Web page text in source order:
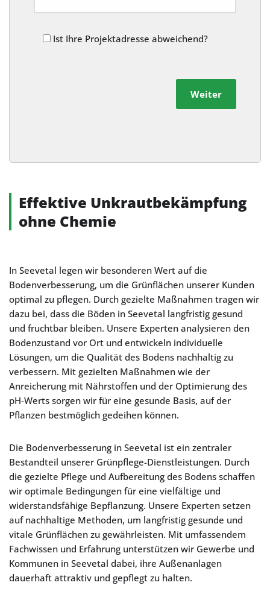
Ist Ihre Projektadresse abweichend?
Weiter
Alternative:
Effektive Unkrautbekämpfung
ohne Chemie
In Seevetal legen wir besonderen Wert auf die
Bodenverbesserung, um die Grünflächen unserer Kunden
optimal zu pflegen. Durch gezielte Maßnahmen tragen wir
dazu bei, dass die Böden in Seevetal langfristig gesund
und fruchtbar bleiben. Unsere Experten analysieren den
Bodenzustand vor Ort und entwickeln individuelle
Lösungen, um die Qualität des Bodens nachhaltig zu
verbessern. Mit gezielten Maßnahmen wie der
Anreicherung mit Nährstoffen und der Optimierung des
pH-Werts sorgen wir für eine gesunde Basis, auf der
Pflanzen bestmöglich gedeihen können.
Die Bodenverbesserung in Seevetal ist ein zentraler
Bestandteil unserer Grünpflege-Dienstleistungen. Durch
die gezielte Pflege und Aufbereitung des Bodens schaffen
wir optimale Bedingungen für eine vielfältige und
widerstandsfähige Bepflanzung. Unsere Experten setzen
auf nachhaltige Methoden, um langfristig gesunde und
vitale Grünflächen zu gewährleisten. Mit umfassendem
Fachwissen und Erfahrung unterstützen wir Gewerbe und
Kommunen in Seevetal dabei, ihre Außenanlagen
dauerhaft attraktiv und gepflegt zu halten.